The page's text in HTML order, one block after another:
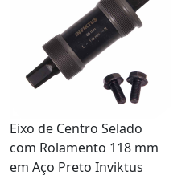
Eixo de Centro Selado
com Rolamento 118 mm
em Aço Preto Inviktus